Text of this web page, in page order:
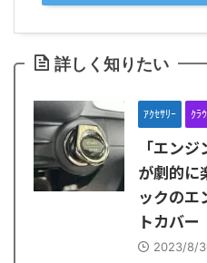
詳しく知りたい
ｱｸｾｻﾘｰ ｸﾗ
「エン
が劇的に
ックのエ
トカバ
2023/8/